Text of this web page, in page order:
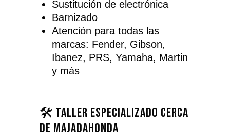
Sustitución de electrónica
Barnizado
Atención para todas las
marcas: Fender, Gibson,
Ibanez, PRS, Yamaha, Martin
y más
🛠️ Taller especializado cerca
de Majadahonda